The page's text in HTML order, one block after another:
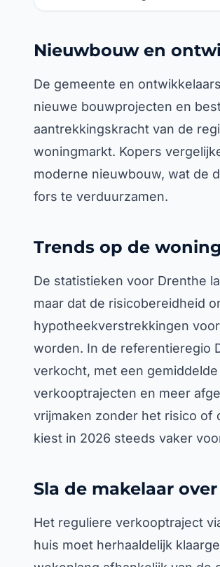
Nieuwbouw en
De gemeente en
nieuwe bouwprojecten en
aantrekkingskracht van de
woningmarkt. Kopers
moderne nieuwbouw, wat de
fors te verduurzamen.
Trends op de
De statistieken voor Drenthe
maar dat de risicobereidheid
hypotheekverstrekkingen
worden. In de referentieregio
verkocht, met een gemiddelde
verkooptrajecten en meer
vrijmaken zonder het risico of
kiest in 2026 steeds vaker
Sla de makelaar
Het reguliere verkooptraject
huis moet herhaaldelijk